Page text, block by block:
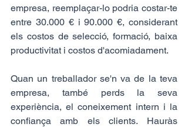
empresa, reemplaçar-lo podria costar-te
entre 30.000 € i 90.000 €, considerant
els costos de selecció, formació, baixa
productivitat i costos d'acomiadament.
Quan un treballador se'n va de la teva
empresa, també perds la seva
experiència, el coneixement intern i la
confiança amb els clients. Hauràs